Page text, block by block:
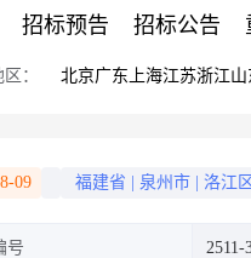
招标预告 招标公告
： 北京广东 上海江苏浙江山
09 福建省 泉州市 洛江区
号 2511-